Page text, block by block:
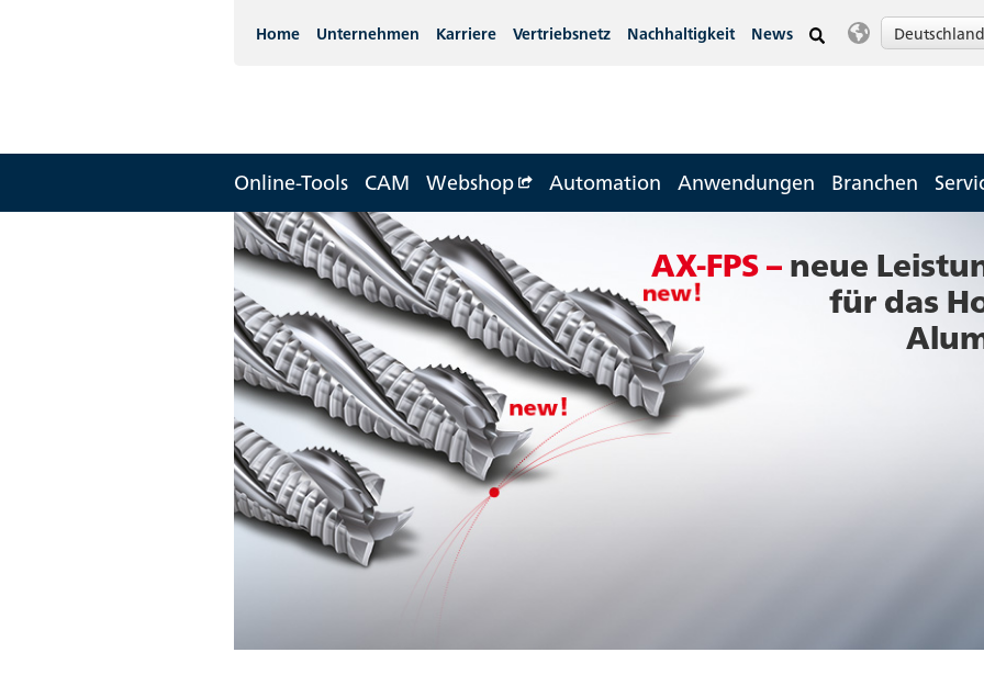
Home Unternehmen Karriere Vertriebsnetz Nachhaltigkeit News Deutschland
Online-Tools CAM Webshop Automation Anwendungen Branchen
AX-FPS – neue
für das